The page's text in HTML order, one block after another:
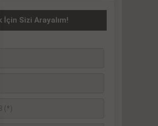
İçin Sizi Arayalım!